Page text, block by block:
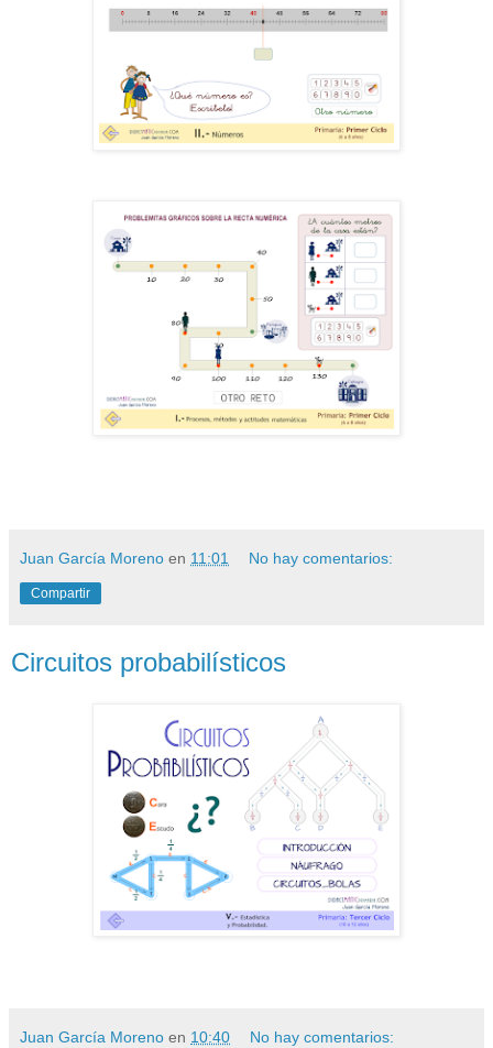
Juan García Moreno en 11:01 No hay comentarios:
Compartir
Circuitos probabilísticos
Juan García Moreno en 10:40 No hay comentarios: